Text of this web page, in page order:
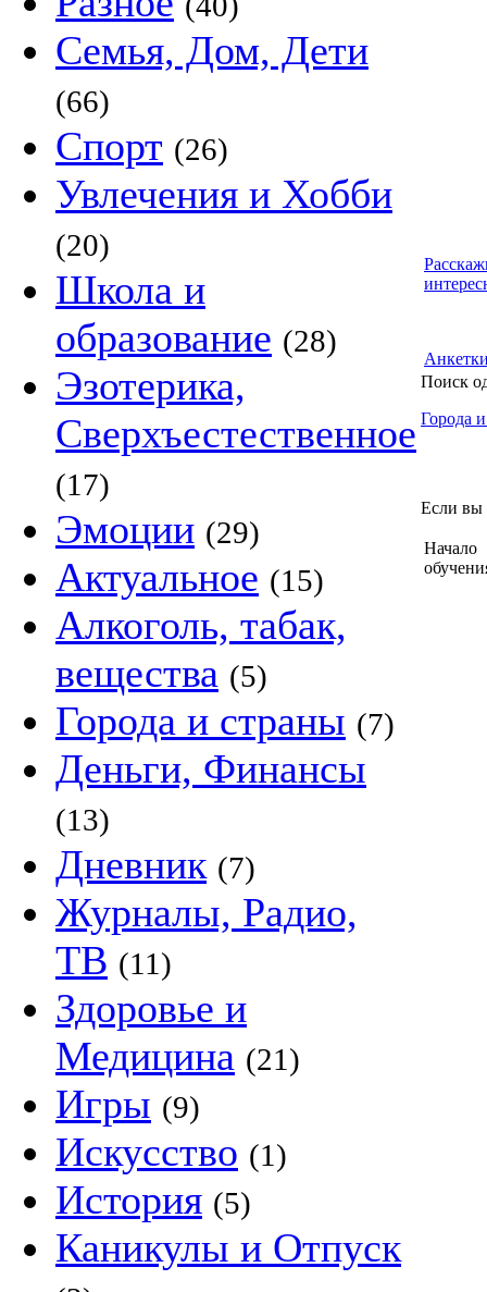
Семья, Дом, Дети
(66)
Спорт (26)
Увлечения и Хобби
(20)
Школа и
образование (28)
Эзотерика,
Сверхъестественное
(17)
Эмоции (29)
Актуальное (15)
Алкоголь, табак,
вещества (5)
Города и страны (7)
Деньги, Финансы
(13)
Дневник (7)
Журналы, Радио,
ТВ (11)
Здоровье и
Медицина (21)
Игры (9)
Искусство (1)
История (5)
Каникулы и Отпуск
Поиск
Города
Если вы
Начало